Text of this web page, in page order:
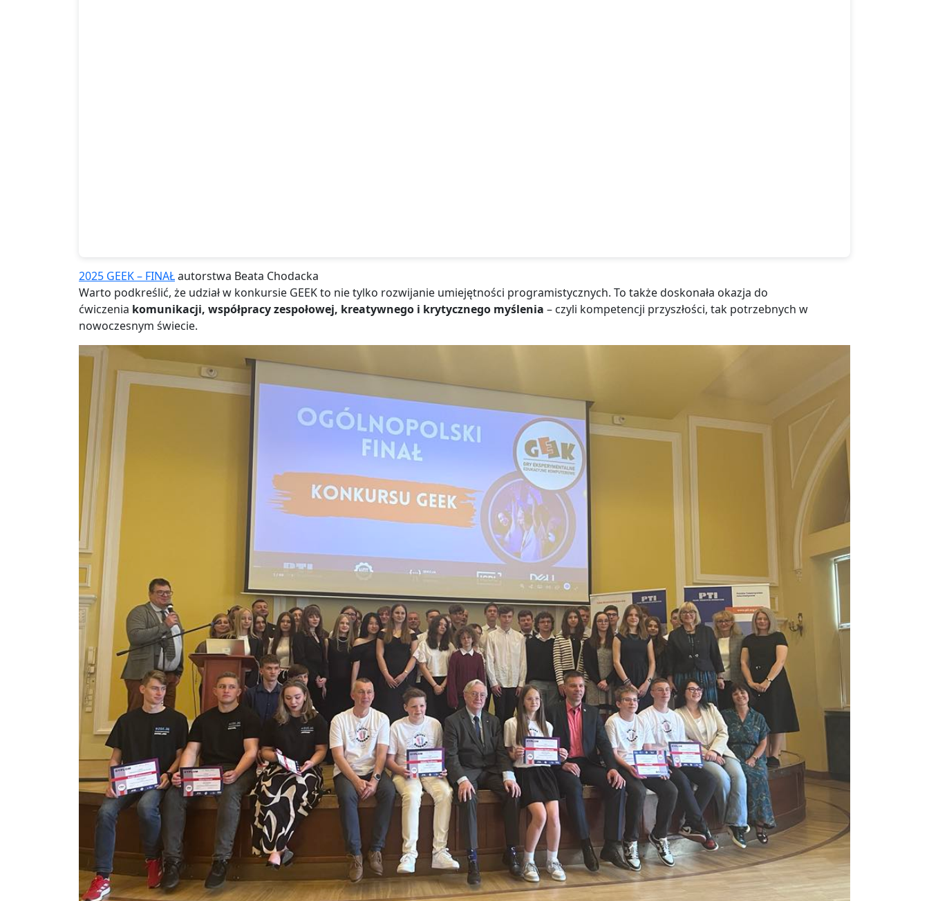
2025 GEEK – FINAŁautorstwa Beata Chodacka
Warto podkreślić, że udział w konkursie GEEK to nie tylko rozwijanie umiejętności programistycznych. To także doskonała okazja do
ćwiczenia komunikacji, współpracy zespołowej, kreatywnego i krytycznego myślenia – czyli kompetencji przyszłości, tak potrzebnych w
nowoczesnym świecie.